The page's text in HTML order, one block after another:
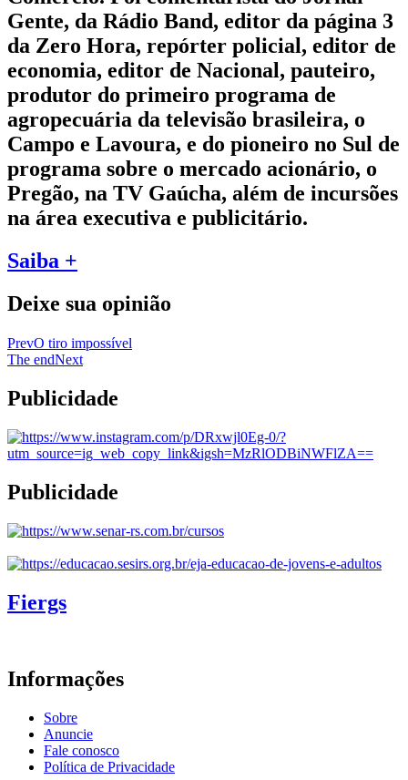
Gente, da Rádio Band, editor da página 3
da Zero Hora, repórter policial, editor de
economia, editor de Nacional, pauteiro,
produtor do primeiro programa de
agropecuária da televisão brasileira, o
Campo e Lavoura, e do pioneiro no Sul de
programa sobre o mercado acionário, o
Pregão, na TV Gaúcha, além de incursões
na área executiva e publicitário.
Saiba +
Deixe sua opinião
PrevO tiro impossível
The endNext
Publicidade
Publicidade
Fiergs
Informações
Sobre
Anuncie
Fale conosco
Política de Privacidade